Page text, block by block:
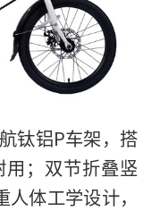
钛铝P车架，搭
；双节折叠竖
体工学设计，